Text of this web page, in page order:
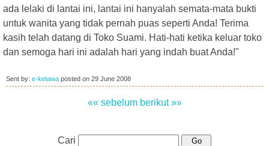
ada lelaki di lantai ini, lantai ini hanyalah semata-mata bukti
untuk wanita yang tidak pernah puas seperti Anda! Terima
kasih telah datang di Toko Suami. Hati-hati ketika keluar toko
dan semoga hari ini adalah hari yang indah buat Anda!"
Sent by: e-ketawa posted on 29 June 2008
«« sebelum berikut »»
Cari